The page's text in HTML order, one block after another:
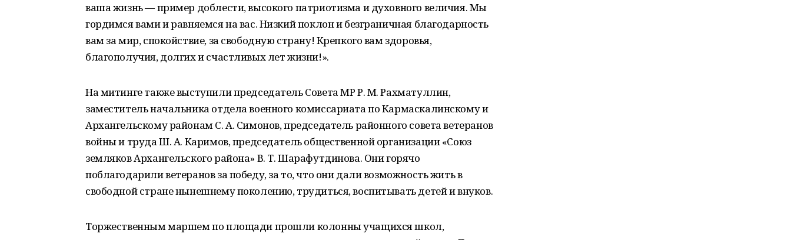
ваша жизнь — пример доблести, высокого патриотизма и духовного величия. Мы
гордимся вами и равняемся на вас. Низкий поклон и безграничная благодарность
вам за мир, спокойствие, за свободную страну! Крепкого вам здоровья,
благополучия, долгих и счастливых лет жизни!».
На митинге также выступили председатель Совета МР Р. М. Рахматуллин,
заместитель начальника отдела военного комиссариата по Кармаскалинскому и
Архангельскому районам С. А. Симонов, председатель районного совета ветеранов
войны и труда Ш. А. Каримов, председатель общественной организации «Союз
земляков Архангельского района» В. Т. Шарафутдинова. Они горячо
поблагодарили ветеранов за победу, за то, что они дали возможность жить в
свободной стране нынешнему поколению, трудиться, воспитывать детей и внуков.
Торжественным маршем по площади прошли колонны учащихся школ,